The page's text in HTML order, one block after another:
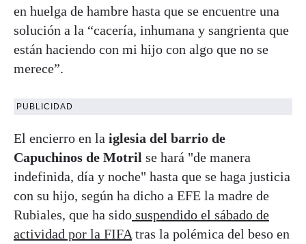
en huelga de hambre hasta que se encuentre una
solución a la “cacería, inhumana y sangrienta que
están haciendo con mi hijo con algo que no se
merece”.
PUBLICIDAD
El encierro en la iglesia del barrio de
Capuchinos de Motril se hará "de manera
indefinida, día y noche" hasta que se haga justicia
con su hijo, según ha dicho a EFE la madre de
Rubiales, que ha sido suspendido el sábado de
actividad por la FIFA tras la polémica del beso en